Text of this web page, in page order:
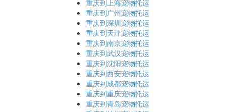
重庆到上海宠物托运
重庆到广州宠物托运
重庆到深圳宠物托运
重庆到天津宠物托运
重庆到南京宠物托运
重庆到武汉宠物托运
重庆到沈阳宠物托运
重庆到西安宠物托运
重庆到成都宠物托运
重庆到重庆宠物托运
重庆到青岛宠物托运